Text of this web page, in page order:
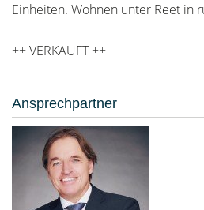
Einheiten. Wohnen unter Reet in
++ VERKAUFT ++
Ansprechpartner